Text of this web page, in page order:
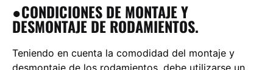
●CONDICIONES DE MONTAJE Y
DESMONTAJE DE RODAMIENTOS.
Teniendo en cuenta la comodidad del montaje y